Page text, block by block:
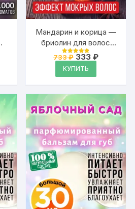
Мандарин и корица —
бриолин для волос
Аурасо средней
фиксации
Оценка
из 5
733₽Первоначальная
цена
составляла
733 ₽.
333 ₽Текущая
КУПИТЬ